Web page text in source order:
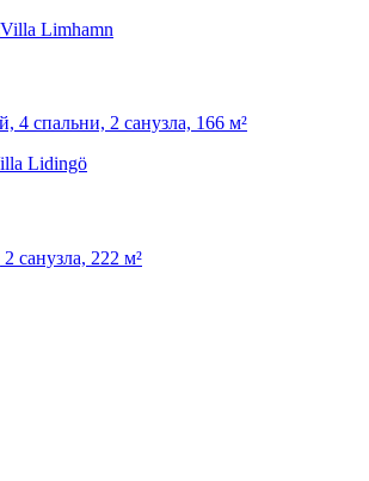
4 спальни, 2 санузла, 166 м²
санузла, 222 м²